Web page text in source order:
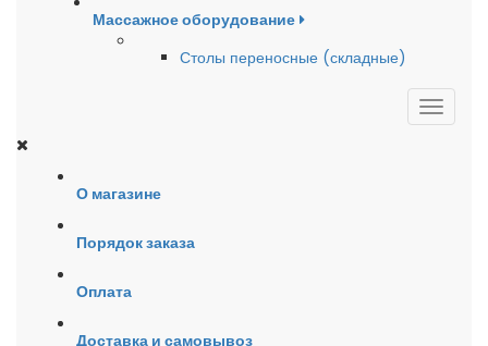
Массажное оборудование
Столы переносные (складные)
О магазине
Порядок заказа
Оплата
Доставка и самовывоз